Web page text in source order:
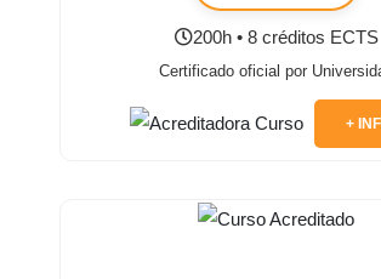
200h • 8 créditos ECTS
Certificado oficial por
+